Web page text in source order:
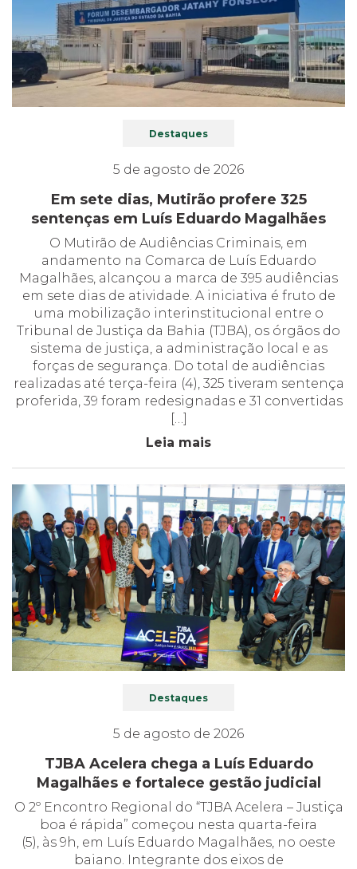
Destaques
5 de agosto de 2026
Em sete dias, Mutirão profere 325
sentenças em Luís Eduardo Magalhães
O Mutirão de Audiências Criminais, em
andamento na Comarca de Luís Eduardo
Magalhães, alcançou a marca de 395 audiências
em sete dias de atividade. A iniciativa é fruto de
uma mobilização interinstitucional entre o
Tribunal de Justiça da Bahia (TJBA), os órgãos do
sistema de justiça, a administração local e as
forças de segurança. Do total de audiências
realizadas até terça-feira (4), 325 tiveram sentença
proferida, 39 foram redesignadas e 31 convertidas
[…]
Leia mais
Destaques
5 de agosto de 2026
TJBA Acelera chega a Luís Eduardo
Magalhães e fortalece gestão judicial
O 2º Encontro Regional do “TJBA Acelera – Justiça
boa é rápida” começou nesta quarta-feira
(5), às 9h, em Luís Eduardo Magalhães, no oeste
baiano. Integrante dos eixos de